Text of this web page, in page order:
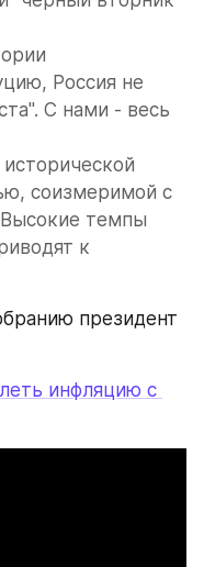
Россия не
С нами - весь
соизмеримой с
темпы
к
президент
инфляцию с